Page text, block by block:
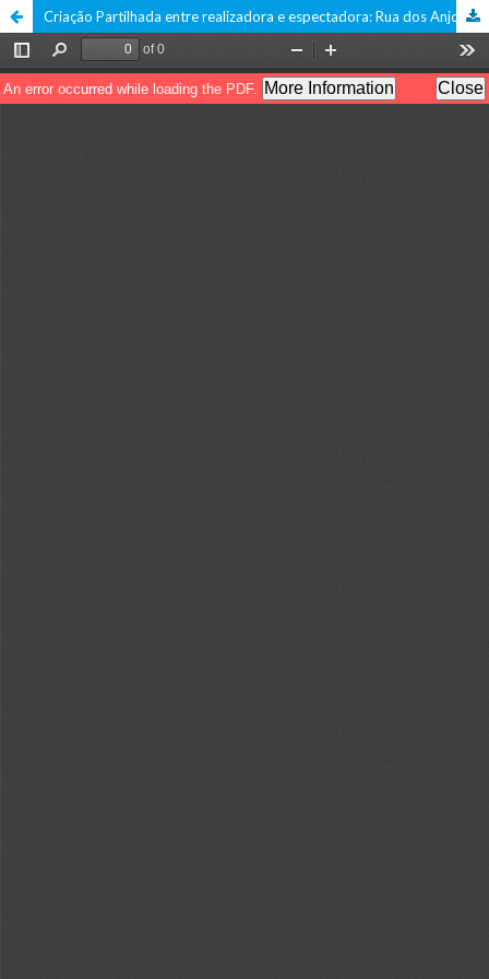
Criação Partilhada entre realizadora e espectadora: Rua dos Anjos a partir de uma leitura feminista